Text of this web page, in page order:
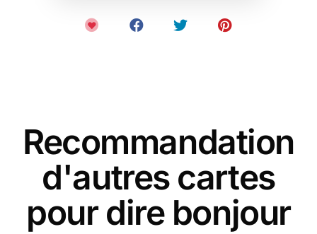
Recommandation
d'autres cartes
pour dire bonjour